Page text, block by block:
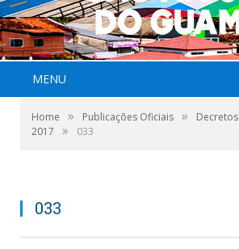
MENU
Home » Publicações Oficiais » Decretos
2017
» 033
033